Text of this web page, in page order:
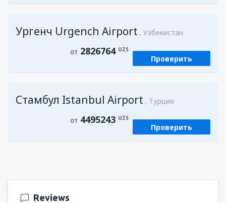
(SKD)
2399302
изУргенч, Urgench Airport (UGC)
Ургенч Urgench Airport Узбекистан
ОТ 2826764 UZS
Проверить
Стамбул Istanbul Airport Турция
ОТ 4495243 UZS
Проверить
Reviews